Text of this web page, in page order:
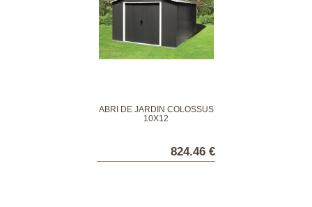
ABRI DE JARDIN COLOSSUS
10X12
824.46 €